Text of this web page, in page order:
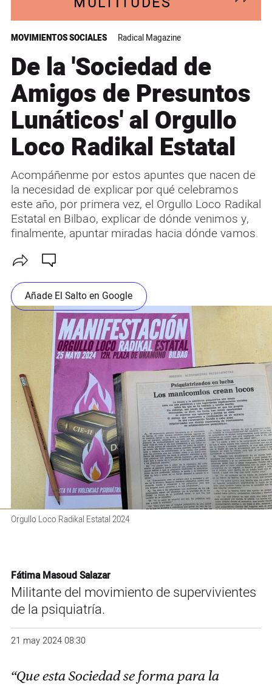
MOVIMIENTOS SOCIALES Radical Magazine
De la 'Sociedad de
Amigos de Presuntos
Lunáticos' al Orgullo
Loco Radikal Estatal
Acompáñenme por estos apuntes que nacen de
la necesidad de explicar por qué celebramos
este año, por primera vez, el Orgullo Loco Radikal
Estatal en Bilbao, explicar de dónde venimos y,
finalmente, apuntar miradas hacia dónde vamos.
Añade El Salto en Google
Orgullo Loco Radikal Estatal 2024
Fátima Masoud Salazar
Militante del movimiento de supervivientes
de la psiquiatría.
21 may 2024 08:30
“Que esta Sociedad se forma para la